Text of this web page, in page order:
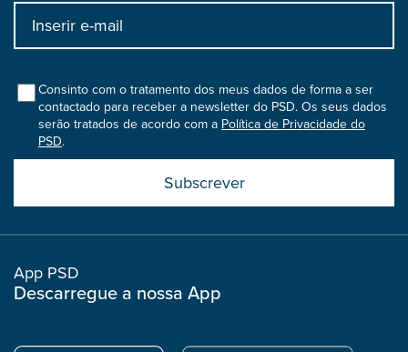
Input
bootstrap
colConsinto com o tratamento dos meus dados de forma a ser
contactado para receber a newsletter do PSD. Os seus dados
serão tratados de acordo com a Política de Privacidade do
PSD.
boostrap
col
App PSD
Descarregue a nossa App